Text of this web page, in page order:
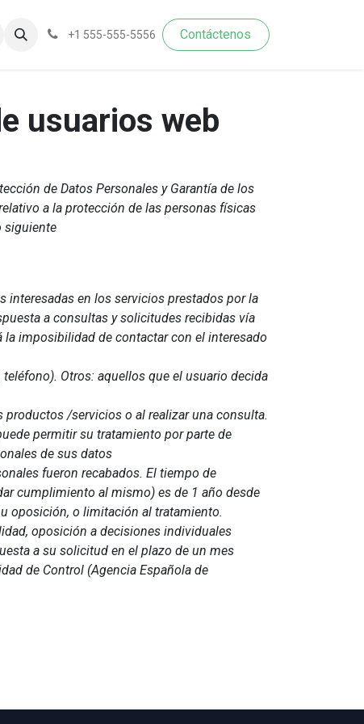
+1 555-555-5556 Contáctenos​​​​
usuarios web
de Datos Personales y Garantía de los
a la protección de las personas físicas
siguiente
interesadas en los servicios prestados por la
a consultas y solicitudes recibidas vía
imposibilidad de contactar con el interesado
Otros: aquellos que el usuario decida
/servicios o al realizar una consulta.
permitir su tratamiento por parte de
de sus datos
fueron recabados. El tiempo de
cumplimiento al mismo) es de 1 año desde
oposición, o limitación al tratamiento.
oposición a decisiones individuales
a su solicitud en el plazo de un mes
de Control (Agencia Española de